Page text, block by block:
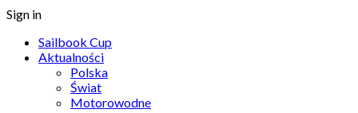
Sign in
Sailbook Cup
Aktualności
Polska
Świat
Motorowodne